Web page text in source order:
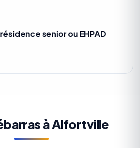
senior ou EHPAD
à Alfortville